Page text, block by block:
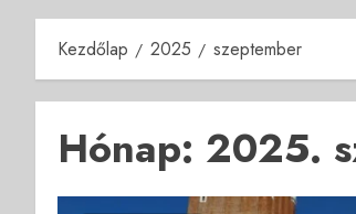
Kezdőlap 2025 szeptember
Hónap: 2025.